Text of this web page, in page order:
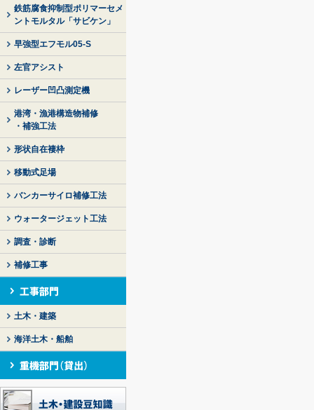
鉄筋腐食抑制型ポリマーセメ
ントモルタル「サビケン」
早強型エフモル05-S
左官アシスト
レーザー凹凸測定機
港湾・漁港構造物補修
・補強工法
形状自在褄枠
移動式足場
バンカーサイロ補修工法
ウォータージェット工法
調査・診断
補修工事
土木・建築
海洋土木・船舶